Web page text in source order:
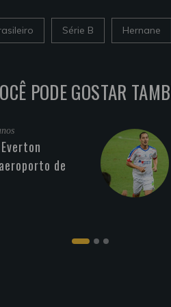
Série B Hernane
PODE GOSTAR
de